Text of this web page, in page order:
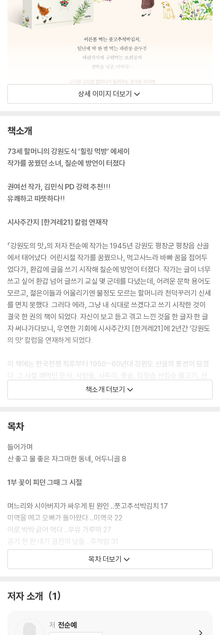
상세 이미지 더보기
책소개
73세 할머니의 강원도식 ‘힐링 먹방’ 에세이
작가를 꿈꿨던 소녀, 칠순에 방언이 터졌다
권여선 작가, 김민식 PD 강력 추천!!!
유쾌하고 따뜻하다!!
시사주간지 [한겨레21] 칼럼 연재작
『강원도의 맛』의 저자 전순예 작가는 1945년 강원도 평창군 평창읍 산골
에서 태어났다. 어린시절 작가를 꿈꿨으나, 먹고사느라 바빠 꿈을 접어두
었다가, 환갑에 글을 쓰기 시작해 칠순에 방언이 터졌다. 작가는 글이 너무
쓰고 싶어 환갑 넘어 글쓰기 교실 몇 군데를 다녔는데, 어려운 문학 용어도
모르고, 젊은이들과 어울리기엔 물정도 모르는 할머니라 천덕꾸러기 신세
를 면치 못했다. 그러다 에라, 그냥 내 식대로 쓰겠다고 쓰기 시작한 것이
결국 한 권의 책이 되었다. 자신이 보고 듣고 겪고 느낀 것을 한 글자 한 글
자 써나가다보니, 우연한 기회에 시사주간지 [한겨레21]에 2년간 ‘강원도
의 맛’ 칼럽을 연재하게 되었다.
이 책에는 한국전쟁 직후부터 1950~60년대 강원도 산골의 풍경이 담겼
다. 그 시절 해먹던 음식, 사람들, 사투리, 풍습, 집징슴 산짐승 물고기, 산
의 나무와 나물, 논과 밭의 작물들을 비롯한 자연 환경이 어우러져 이야기
를 만들어간다. 작은 재료도 아껴 풍성히 차리고 골고루 나누던 음식, 굶는
자’는 살뜰한 마음, 그것이 강원도의 맛이다. 큰 사건이 없어 역사에도 기록
물 이야기 들을 작가는 집요하게 기억하고 써냈다. “평생 마음으로 생각으
로 써온” 이야기이기 때문이다.
책소개 더보기
목차
들어가며
산 좋고 물 좋은 자그마한 동네, 어두니골 8
1부 꽃이 피던 그때 그 시절
며느리와 시아버지가 싸우게 된 원인 ‥풋고추석박김치 17
미역을 메고 오빠가 돌아왔다 ‥미역국 22
이로 박박 긁어 먹다 ‥우유 가루떡 27
공기 천 판 내기 결전의 날들 ‥주먹밥 31
보솔산 수리취 누가 다 뜯어갈까? ‥수리취떡 36
할머니의 누에 사랑 ‥꽁치구이 41
나물 한 다래끼와 바꿔 먹는다 ‥요술양념장 57
고기 맛이 나는 맛있는 가루 ‥미원국 66
목차 더보기
저자 소개 1
저 전순예